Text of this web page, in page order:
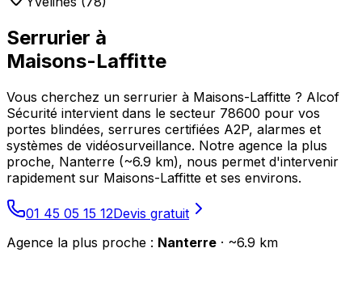
Serrurier à
Maisons-Laffitte
Vous cherchez un serrurier à Maisons-Laffitte ? Alcof
Sécurité intervient dans le secteur 78600 pour vos
portes blindées, serrures certifiées A2P, alarmes et
systèmes de vidéosurveillance. Notre agence la plus
proche, Nanterre (~6.9 km), nous permet d'intervenir
rapidement sur Maisons-Laffitte et ses environs.
01 45 05 15 12Devis gratuit
Agence la plus proche : Nanterre · ~6.9 km